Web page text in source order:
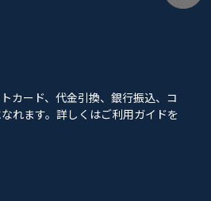
カード、代金引換、銀行振込、コ
れます。詳しくはご利用ガイドを